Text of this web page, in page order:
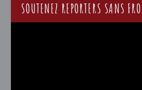
SOUTENEZ REPORTERS SANS